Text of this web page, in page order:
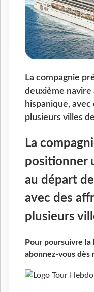
La compagnie
deuxième navire
hispanique,
plusieurs villes
La
positionner
au départ
avec des
plusieurs
Pour poursuivre
abonnez-vous dès